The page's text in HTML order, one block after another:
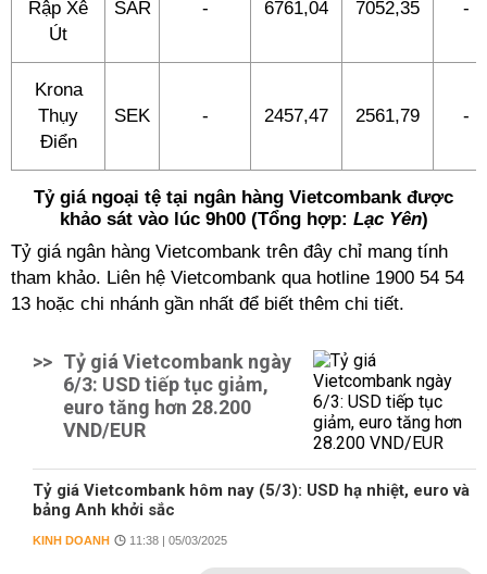
Rập Xê
Út
SAR - 6761,04 7052,35 -
Krona
Thụy
Điển
SEK - 2457,47 2561,79 -
Tỷ giá ngoại tệ tại ngân hàng Vietcombank được
khảo sát vào lúc 9h00 (Tổng hợp: Lạc Yên)
Tỷ giá ngân hàng Vietcombank trên đây chỉ mang tính
tham khảo. Liên hệ Vietcombank qua hotline 1900 54 54
13 hoặc chi nhánh gần nhất để biết thêm chi tiết.
>> Tỷ giá Vietcombank ngày
6/3: USD tiếp tục giảm,
euro tăng hơn 28.200
VND/EUR
Tỷ giá Vietcombank hôm nay (5/3): USD hạ nhiệt, euro và
bảng Anh khởi sắc
KINH DOANH 11:38 | 05/03/2025